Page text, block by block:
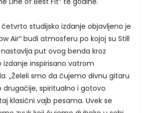
četvrto studijsko izdanje objavljeno je
Air“ budi atmosferu po kojoj su Still
put ovog benda kroz
izdanje inspirisano vatrom
„Želeli smo da čujemo divnu gitaru
drugačije, spiritualno i gotovo
klasični vajb pesama. Uvek se